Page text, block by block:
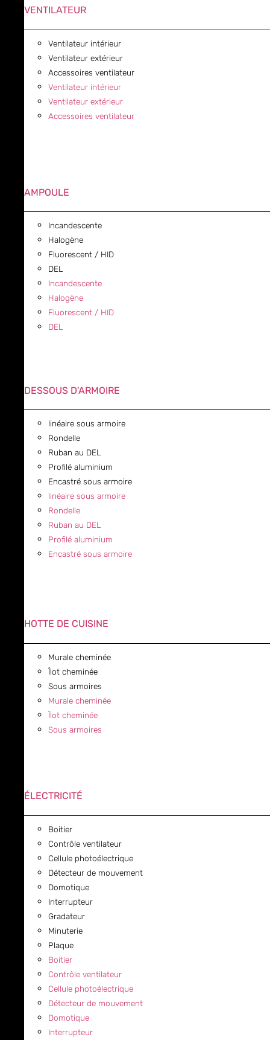
VENTILATEUR
Ventilateur intérieur
Ventilateur extérieur
Accessoires ventilateur
Ventilateur intérieur
Ventilateur extérieur
Accessoires ventilateur
AMPOULE
Incandescente
Halogène
Fluorescent / HID
DEL
Incandescente
Halogène
Fluorescent / HID
DEL
DESSOUS D'ARMOIRE
linéaire sous armoire
Rondelle
Ruban au DEL
Profilé aluminium
Encastré sous armoire
linéaire sous armoire
Rondelle
Ruban au DEL
Profilé aluminium
Encastré sous armoire
HOTTE DE CUISINE
Murale cheminée
Îlot cheminée
Sous armoires
Murale cheminée
Îlot cheminée
Sous armoires
ÉLECTRICITÉ
Boitier
Contrôle ventilateur
Cellule photoélectrique
Détecteur de mouvement
Domotique
Interrupteur
Gradateur
Minuterie
Plaque
Boitier
Contrôle ventilateur
Cellule photoélectrique
Détecteur de mouvement
Domotique
Interrupteur